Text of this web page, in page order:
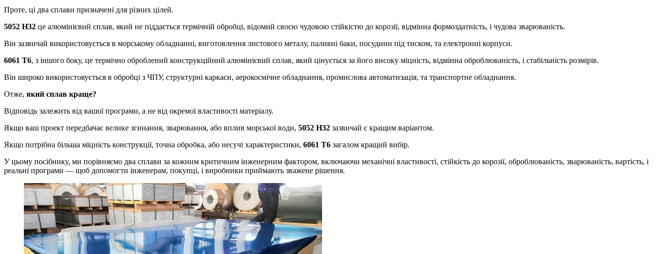
Проте, ці два сплави призначені для різних цілей.
5052 H32 це алюмінієвий сплав, який не піддається термічній обробці, відомий своєю чудовою стійкістю до корозії, відмінна формоздатність, і чудова зварюваність.
Він зазвичай використовується в морському обладнанні, виготовлення листового металу, паливні баки, посудини під тиском, та електронні корпуси.
6061 Т6, з іншого боку, це термічно оброблений конструкційний алюмінієвий сплав, який цінується за його високу міцність, відмінна оброблюваність, і стабільність розмірів.
Він широко використовується в обробці з ЧПУ, структурні каркаси, аерокосмічне обладнання, промислова автоматизація, та транспортне обладнання.
Отже, який сплав краще?
Відповідь залежить від вашої програми, а не від окремої властивості матеріалу.
Якщо ваш проект передбачає велике згинання, зварювання, або вплив морської води, 5052 H32 зазвичай є кращим варіантом.
Якщо потрібна більша міцність конструкції, точна обробка, або несучі характеристики, 6061 Т6 загалом кращий вибір.
У цьому посібнику, ми порівняємо два сплави за кожним критичним інженерним фактором, включаючи механічні властивості, стійкість до корозії, оброблюваність, зварюваність, вартість, і
реальні програми — щоб допомогти інженерам, покупці, і виробники приймають зважене рішення.